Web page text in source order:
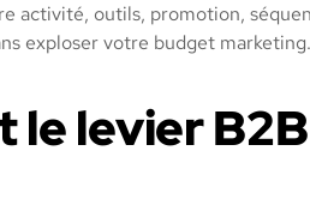
activité, outils, promotion,
exploser votre budget marketing.
le levier